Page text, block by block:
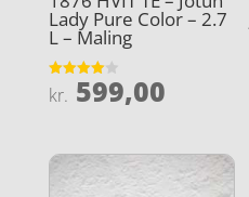
Lady Pure Color – 2.7
L – Maling
Vurderet
4
kr. 599,00